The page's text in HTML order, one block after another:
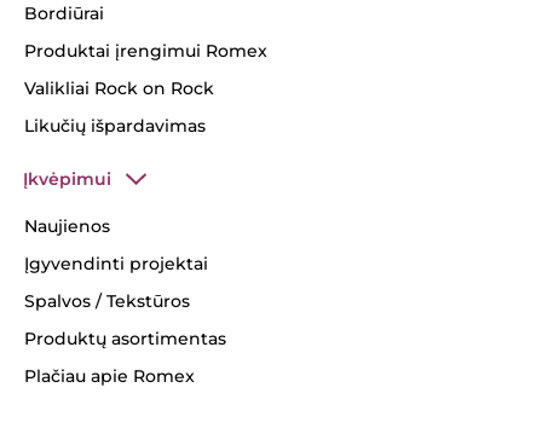
Bordiūrai
Produktai įrengimui Romex
Valikliai Rock on Rock
Likučių išpardavimas
Įkvėpimui
Naujienos
Įgyvendinti projektai
Spalvos / Tekstūros
Produktų asortimentas
Plačiau apie Romex